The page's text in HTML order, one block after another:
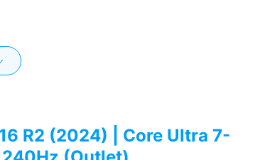
R2 (2024) | Core Ultra 7-